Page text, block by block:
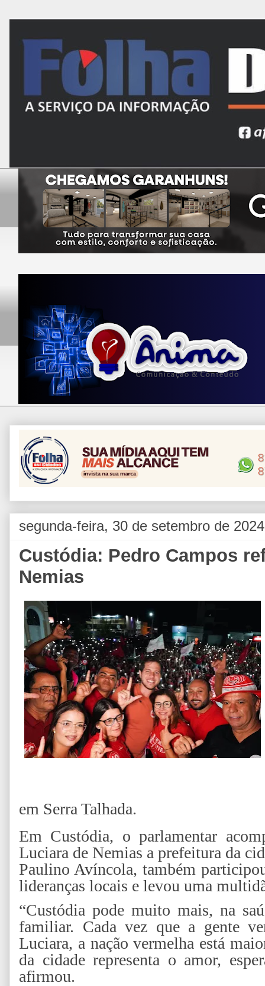
segunda-feira, 30 de setembro de 2024
Custódia: Pedro Campos
Nemias
em Serra Talhada.
Em Custódia, o parlamentar
Luciara de Nemias a prefeitura da
Paulino Avíncola, também
lideranças locais e levou uma
“Custódia pode muito mais, na
familiar. Cada vez que a gente
Luciara, a nação vermelha está
da cidade representa o amor,
afirmou.